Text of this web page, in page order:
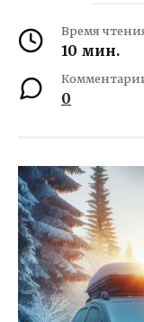
Время
10 мин.
0